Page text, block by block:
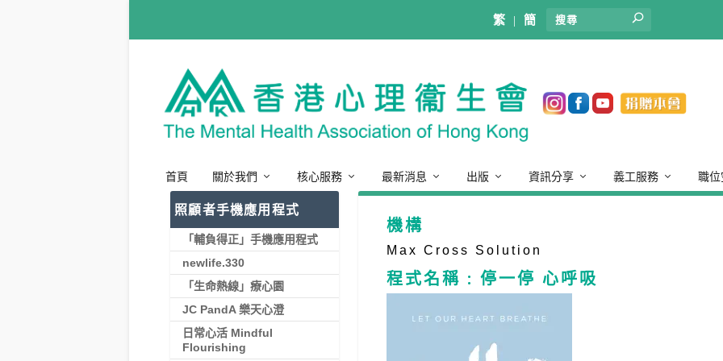
繁 |簡
首頁 關於我們 核心服務 最新消息 出版 資訊分享 義工服務 職
機構
Max Cross Solution
程式名稱 : 停一停 心呼吸
照顧者手機應用程式
「輔負得正」手機應用程式
newlife.330
「生命熱線」療心園
JC PandA 樂天心澄
日常心活 Mindful
Flourishing